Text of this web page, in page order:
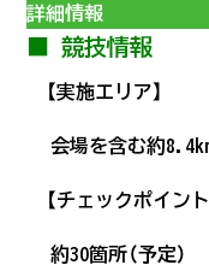
詳細情報
■ 競技情報
【実施エリア】
会場を含む約
【チェックポイント
約30箇所（予定）